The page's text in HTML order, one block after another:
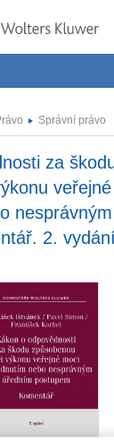
Správní právo
za
2.